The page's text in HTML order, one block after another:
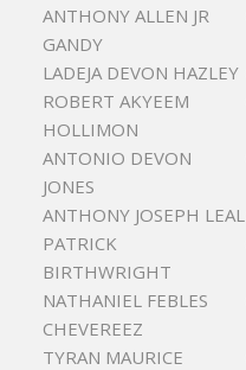
ANTHONY ALLEN JR
GANDY
LADEJA DEVON HAZLEY
ROBERT AKYEEM
HOLLIMON
ANTONIO DEVON
JONES
ANTHONY JOSEPH LEAL
PATRICK
BIRTHWRIGHT
NATHANIEL FEBLES
CHEVEREEZ
TYRAN MAURICE